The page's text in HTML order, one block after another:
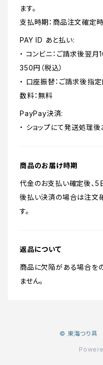
ます。
支払時期：商品注文確定
PAY ID あと払い:
・ コンビニ：ご請求後翌
350円（税込）
・ 口座振替：ご請求後指
数料：無料
PayPay決済:
・ ショップにて発送処理
商品のお届け時期
代金のお支払い確定後、5
後払い決済の場合は注文
す。
返品について
商品に欠陥がある場合を
ません。
© 東海つり具